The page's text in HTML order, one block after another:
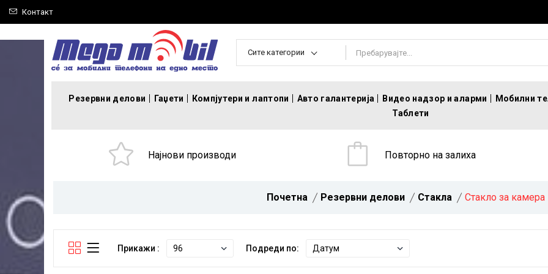
Контакт
Сите категории
Резервни делови Гаџети Компјутери и лаптопи Авто галантерија Видео надзор и аларми Мобилни
Таблети
Најнови производи Повторно на залиха
Почетна Резервни делови Стакла Стакло за камера
Прикажи : Подреди по: